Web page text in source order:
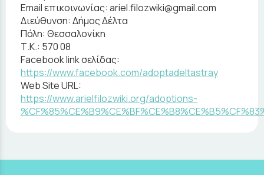
Email επικοινωνίας: ariel.filozwiki@gmail.com
Διεύθυνση: Δήμος Δέλτα
Πόλη: Θεσσαλονίκη
Τ.Κ.: 570 08
Facebook link σελίδας:
https://www.facebook.com/adoptadeltastray
Web Site URL:
https://www.arielfilozwiki.org/adoptions-